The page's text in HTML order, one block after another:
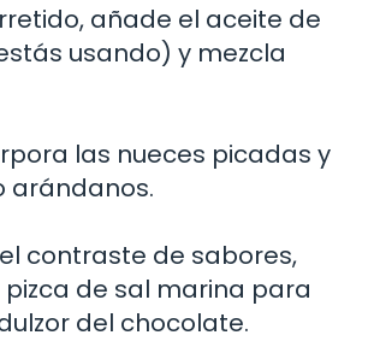
añade el aceite de
usando) y mezcla
las nueces picadas y
arándanos.
contraste de sabores,
de sal marina para
del chocolate.